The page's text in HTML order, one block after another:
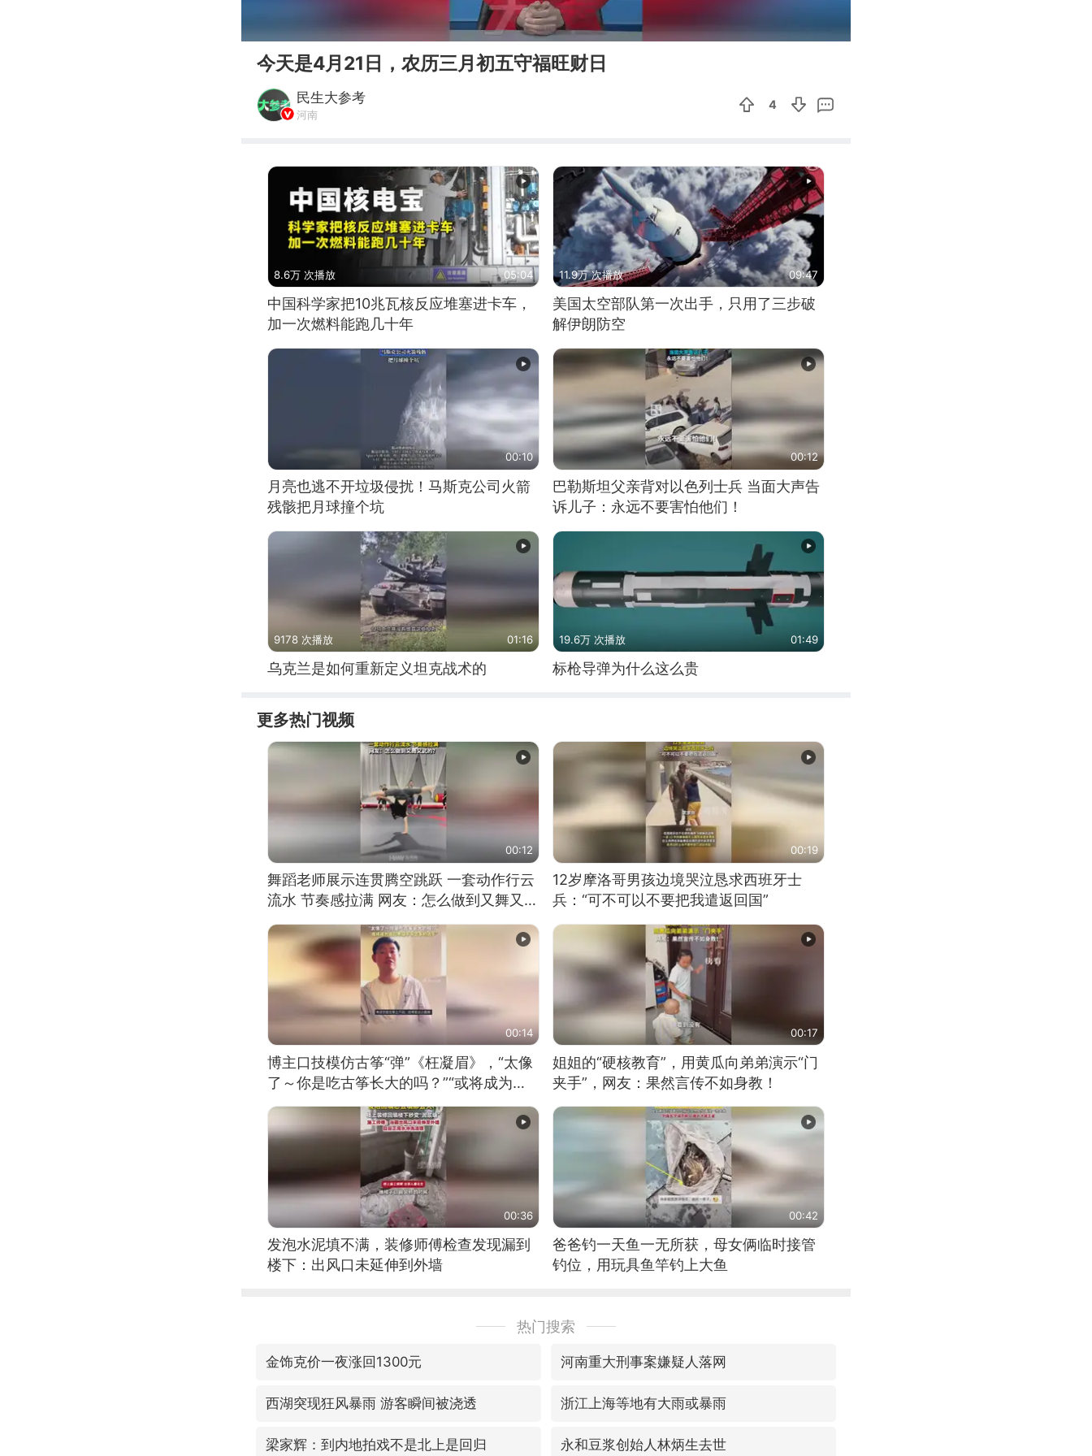
今天是4月21日，农历三月初五守福旺财日
民生大参考
河南
4
8.6万 次播放 05:04
中国科学家把10兆瓦核反应堆塞进卡车，
加一次燃料能跑几十年
11.9万 次播放 09:47
美国太空部队第一次出手，只用了三步破
解伊朗防空
00:10
月亮也逃不开垃圾侵扰！马斯克公司火箭
残骸把月球撞个坑
00:12
巴勒斯坦父亲背对以色列士兵 当面大声告
诉儿子：永远不要害怕他们！
9178 次播放 01:16
乌克兰是如何重新定义坦克战术的
19.6万 次播放 01:49
标枪导弹为什么这么贵
更多热门视频
00:12
舞蹈老师展示连贯腾空跳跃 一套动作行云
流水 节奏感拉满 网友：怎么做到又舞又武
00:19
12岁摩洛哥男孩边境哭泣恳求西班牙士
兵：“可不可以不要把我遣返回国”
00:14
博主口技模仿古筝“弹”《枉凝眉》，“太像
了～你是吃古筝长大的吗？”“或将成为首
位考级不带古筝的选手。”（来源：新华每
00:17
姐姐的“硬核教育”，用黄瓜向弟弟演示“门
夹手”，网友：果然言传不如身教！
00:36
发泡水泥填不满，装修师傅检查发现漏到
楼下：出风口未延伸到外墙
00:42
爸爸钓一天鱼一无所获，母女俩临时接管
钓位，用玩具鱼竿钓上大鱼
热门搜索
金饰克价一夜涨回1300元 河南重大刑事案嫌疑人落网
西湖突现狂风暴雨 游客瞬间被浇透 浙江上海等地有大雨或暴雨
梁家辉：到内地拍戏不是北上是回归 永和豆浆创始人林炳生去世